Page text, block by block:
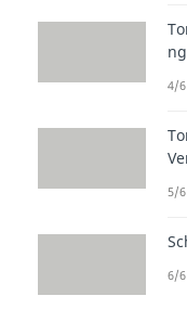
4/
5/
6/